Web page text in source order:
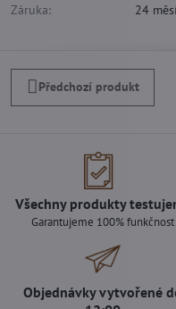
Záruka: 24
Předchozí produkt
Všechny produkty
Garantujeme 100% funkčnost
Objednávky vytvořené